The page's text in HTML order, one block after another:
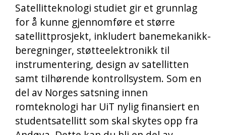
Satellitteknologi studiet gir et grunnlag
for å kunne gjennomføre et større
satellittprosjekt, inkludert banemekanikk-
beregninger, støtteelektronikk til
instrumentering, design av satellitten
samt tilhørende kontrollsystem. Som en
del av Norges satsning innen
romteknologi har UiT nylig finansiert en
studentsatellitt som skal skytes opp fra